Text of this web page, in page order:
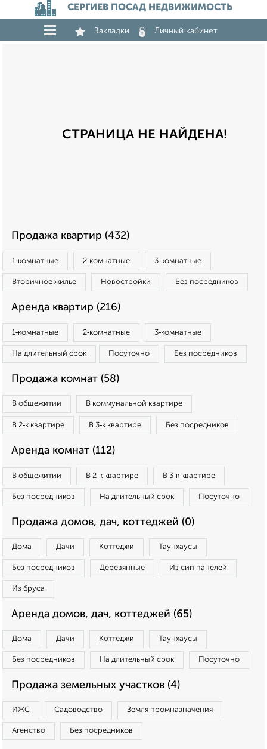
СЕРГИЕВ ПОСАД НЕДВИЖИМОСТЬ
Закладки Личный кабинет
СТРАНИЦА НЕ НАЙДЕНА!
Продажа квартир (432)
1‑комнатные 2‑комнатные 3‑комнатные
Вторичное жилье Новостройки Без посредников
Аренда квартир (216)
1‑комнатные 2‑комнатные 3‑комнатные
На длительный срок Посуточно Без посредников
Продажа комнат (58)
В общежитии В коммунальной квартире
В 2‑к квартире В 3‑к квартире Без посредников
Аренда комнат (112)
В общежитии В 2‑к квартире В 3‑к квартире
Без посредников На длительный срок Посуточно
Продажа домов, дач, коттеджей (0)
Дома Дачи Коттеджи Таунхаусы
Без посредников Деревянные Из сип панелей
Из бруса
Аренда домов, дач, коттеджей (65)
Дома Дачи Коттеджи Таунхаусы
Без посредников На длительный срок Посуточно
Продажа земельных участков (4)
ИЖС Садоводство Земля промназначения
Агенство Без посредников